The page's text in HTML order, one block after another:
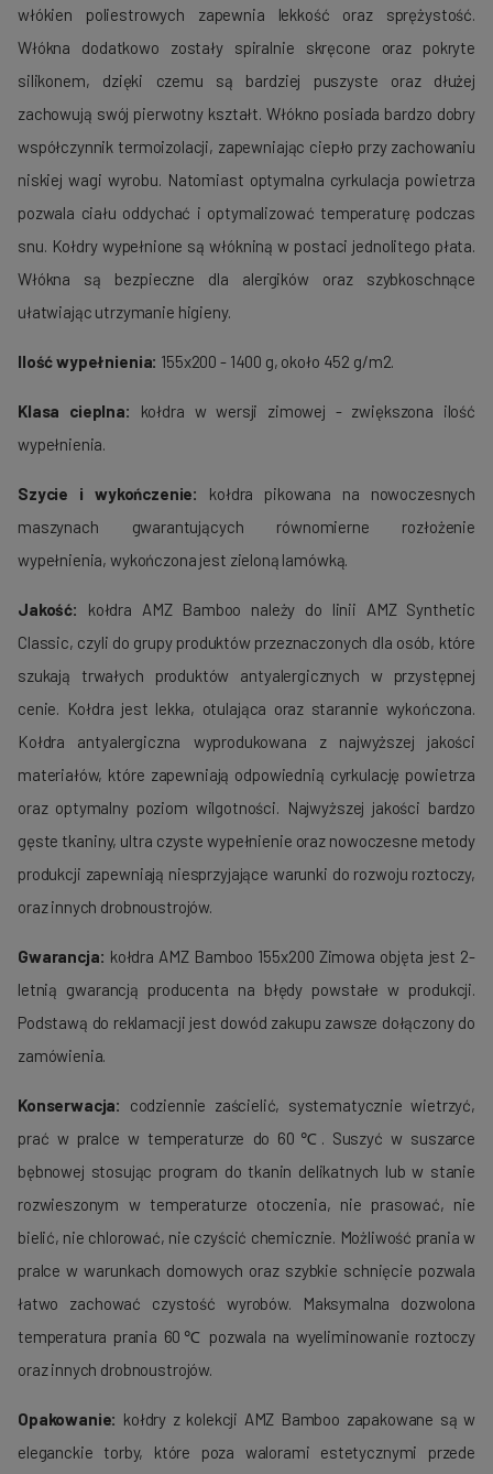
włókien poliestrowych zapewnia lekkość oraz sprężystość.
Włókna dodatkowo zostały spiralnie skręcone oraz pokryte
silikonem, dzięki czemu są bardziej puszyste oraz dłużej
zachowują swój pierwotny kształt. Włókno posiada bardzo dobry
współczynnik termoizolacji, zapewniając ciepło przy zachowaniu
niskiej wagi wyrobu. Natomiast optymalna cyrkulacja powietrza
pozwala ciału oddychać i optymalizować temperaturę podczas
snu. Kołdry wypełnione są włókniną w postaci jednolitego płata.
Włókna są bezpieczne dla alergików oraz szybkoschnące
ułatwiając utrzymanie higieny.
Ilość wypełnienia: 155x200 - 1400 g, około 452 g/m2.
Klasa cieplna:
kołdra w wersji zimowej - zwiększona ilość
wypełnienia.
Szycie i wykończenie:
kołdra pikowana na nowoczesnych
maszynach gwarantujących równomierne rozłożenie
wypełnienia, wykończona jest zieloną lamówką.
Jakość:
kołdra AMZ Bamboo należy do linii AMZ Synthetic
Classic, czyli do grupy produktów przeznaczonych dla osób, które
szukają trwałych produktów antyalergicznych w przystępnej
cenie. Kołdra jest lekka, otulająca oraz starannie wykończona.
Kołdra antyalergiczna wyprodukowana z najwyższej jakości
materiałów, które zapewniają odpowiednią cyrkulację powietrza
oraz optymalny poziom wilgotności. Najwyższej jakości bardzo
gęste tkaniny, ultra czyste wypełnienie oraz nowoczesne metody
produkcji zapewniają niesprzyjające warunki do rozwoju roztoczy,
oraz innych drobnoustrojów.
Gwarancja: kołdra AMZ Bamboo 155x200 Zimowa objęta jest 2-
letnią gwarancją producenta na błędy powstałe w produkcji.
Podstawą do reklamacji jest dowód zakupu zawsze dołączony do
zamówienia.
Konserwacja:
codziennie zaścielić, systematycznie wietrzyć,
prać w pralce w temperaturze do 60℃. Suszyć w suszarce
bębnowej stosując program do tkanin delikatnych lub w stanie
rozwieszonym w temperaturze otoczenia, nie prasować, nie
bielić, nie chlorować, nie czyścić chemicznie. Możliwość prania w
pralce w warunkach domowych oraz szybkie schnięcie pozwala
łatwo zachować czystość wyrobów. Maksymalna dozwolona
temperatura prania 60℃ pozwala na wyeliminowanie roztoczy
oraz innych drobnoustrojów.
Opakowanie: kołdry z kolekcji AMZ Bamboo zapakowane są w
eleganckie torby, które poza walorami estetycznymi przede